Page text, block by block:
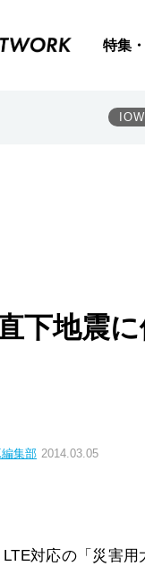
特集
下地震
集部 2014.03.05
対応の「災害